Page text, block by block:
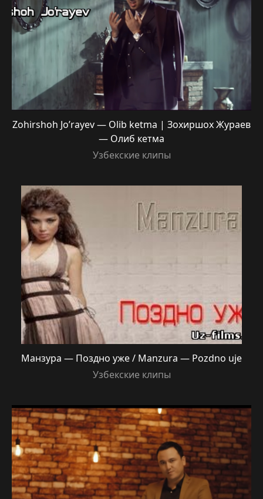
Zohirshoh Jo’rayev — Olib ketma | Зохиршох Жураев
— Олиб кетма
Узбекские клипы
Манзура — Поздно уже / Manzura — Pozdno uje
Узбекские клипы